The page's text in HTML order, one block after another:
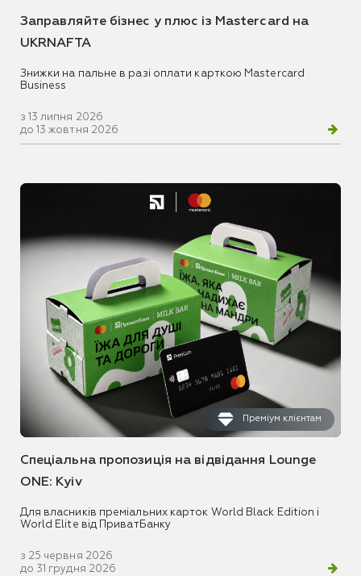
Заправляйте бізнес у плюс із Mastercard на
UKRNAFTA
Знижки на пальне в разі оплати карткою Mastercard
Business
з 13 липня 2026
до 13 жовтня 2026
Преміум клієнтам
Спеціальна пропозиція на відвідання Lounge
ONE: Kyiv
Для власників преміальних карток World Black Edition і
World Elite від ПриватБанку
з 25 червня 2026
до 31 грудня 2026